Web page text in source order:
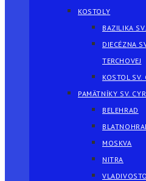
KOSTOLY
BAZILIKA
DIECÉZNA
TERCHOVEJ
KOSTOL SV.
PAMÄTNÍKY SV.
BELEHRAD
MOSKVA
NITRA